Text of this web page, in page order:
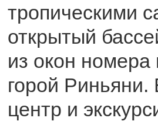
тропическими
открытый
из окон
горой Риньяни.
центр и